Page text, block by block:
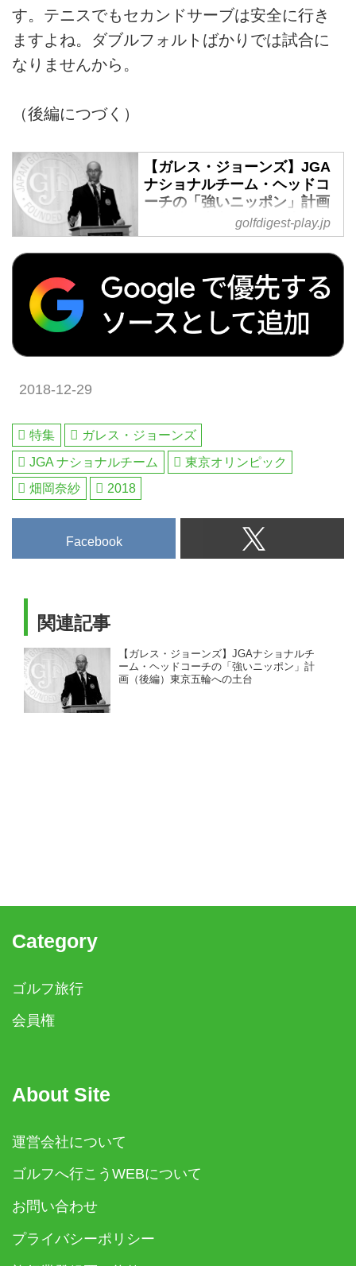
す。テニスでもセカンドサーブは安全に行き
ますよね。ダブルフォルトばかりでは試合に
なりませんから。
（後編につづく）
【ガレス・ジョーンズ】JGA
ナショナルチーム・ヘッドコ
ーチの「強いニッポン」計画
（後編）東京五輪への土台 -
ゴルフへ行こうWEB by ゴル
フダイジェスト
2017年はアマチュアの金谷拓実
が日本オープンで2位になり、
2016年は畑岡奈紗が日本女子オ
ープンに優勝する（プロ入り後の
2017年も連覇）など、JGAのナシ
に就任したガレス・ジョーンズ氏
だ。選手たちからも「もっと早く
出会いたかった」と高く評価され
事より）
「データは“意見”ではなく客観的
な“事実”。納得するしかない」
golfdigest-play.jp
2018-12-29
特集
ガレス・ジョーンズ
JGA ナショナルチーム
東京オリンピック
畑岡奈紗
2018
Facebook
関連記事
【ガレス・ジョーンズ】JGAナショナルチ
ーム・ヘッドコーチの「強いニッポン」計
画（後編）東京五輪への土台
Category
ゴルフ旅行
会員権
About Site
運営会社について
ゴルフへ行こうWEBについて
お問い合わせ
プライバシーポリシー